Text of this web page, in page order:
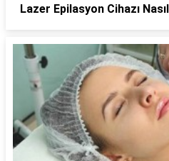
Lazer Epilasyon Cihazı